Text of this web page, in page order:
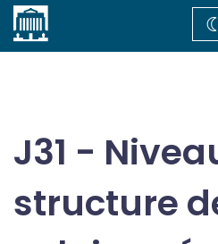
Accueil
J31 -
structure